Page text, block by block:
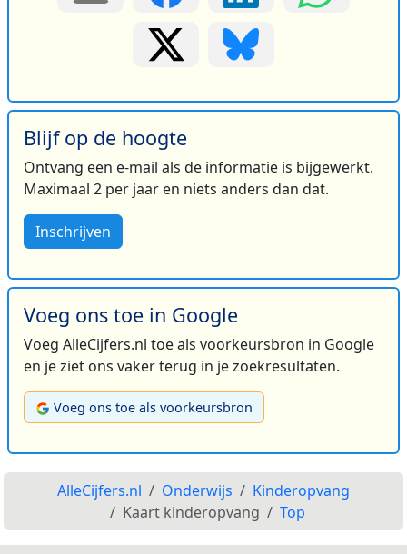
Blijf op de hoogte
Ontvang een e-mail als de informatie is bijgewerkt.
Maximaal 2 per jaar en niets anders dan dat.
Inschrijven
Voeg ons toe in Google
Voeg AlleCijfers.nl toe als voorkeursbron in Google
en je ziet ons vaker terug in je zoekresultaten.
Voeg ons toe als voorkeursbron
AlleCijfers.nl Onderwijs
Kinderopvang
Kaart kinderopvang
Top